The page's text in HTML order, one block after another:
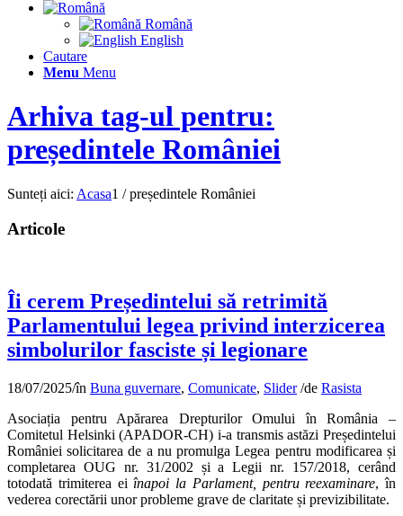
Română
English
Cautare
Menu Menu
Arhiva tag-ul pentru:
președintele României
Sunteți aici: Acasa1 / președintele României
Articole
Îi cerem Președintelui să retrimită
Parlamentului legea privind interzicerea
simbolurilor fasciste și legionare
18/07/2025/în Buna guvernare, Comunicate, Slider /de Rasista
Asociația pentru Apărarea Drepturilor Omului în România –
Comitetul Helsinki (APADOR-CH) i-a transmis astăzi Președintelui
României solicitarea de a nu promulga Legea pentru modificarea și
completarea OUG nr. 31/2002 și a Legii nr. 157/2018, cerând
totodată trimiterea eiînapoi la Parlament, pentru reexaminare, în
vederea corectării unor probleme grave de claritate și previzibilitate.